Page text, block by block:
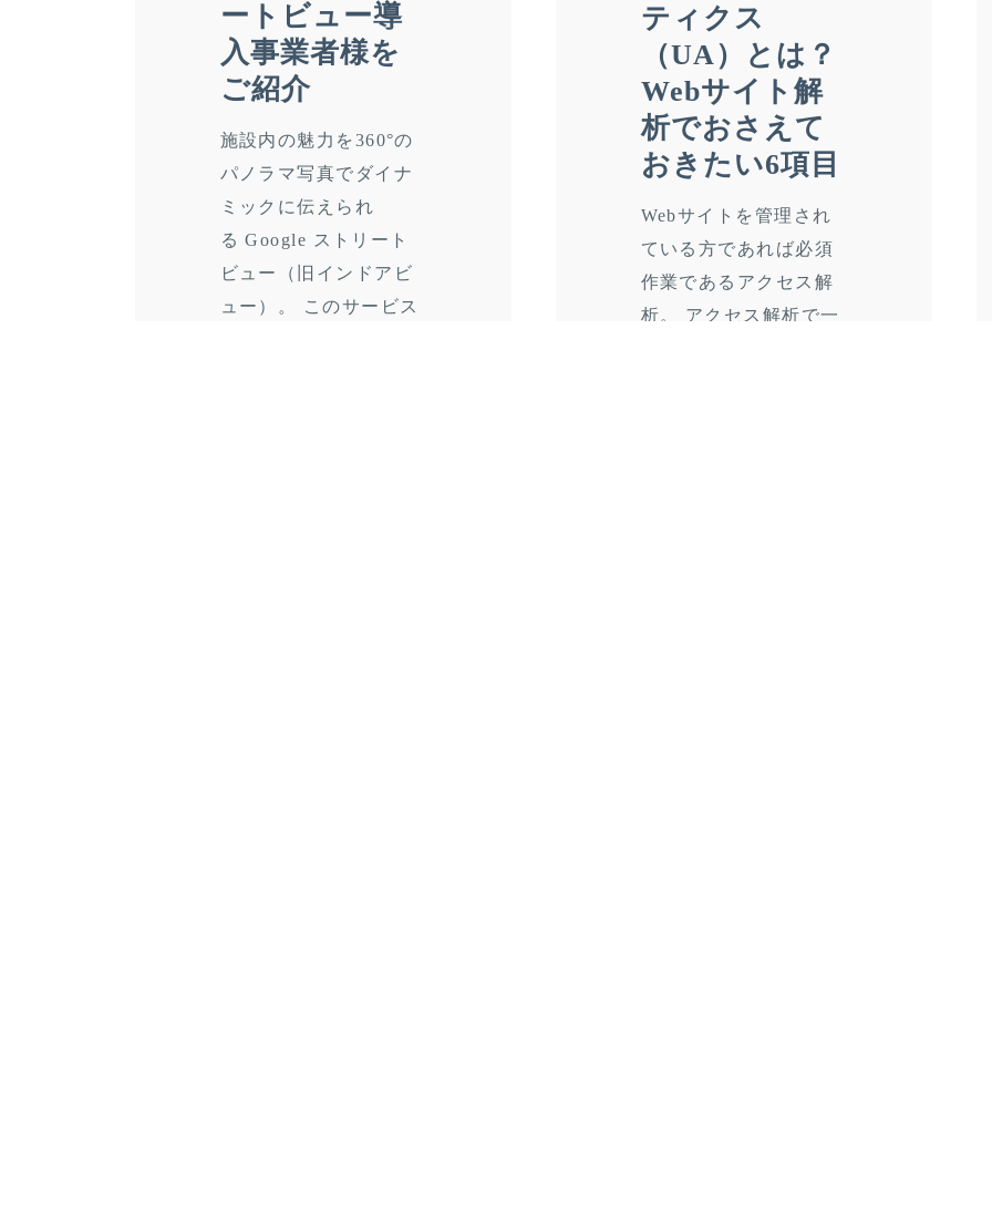
ートビュー導
入事業者様を
ご紹介
施設内の魅力を360°の
パノラマ写真でダイナ
ミックに伝えられ
る Google ストリート
ビュー（旧インドアビ
ュー）。 このサービス
ティクス
（UA）とは？
Webサイト解
析でおさえて
おきたい6項目
Webサイトを管理され
ている方であれば必須
作業であるアクセス解
析。 アクセス解析で一